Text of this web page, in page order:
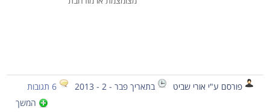
פורסם ע"י אורי שביט בתאריך פבר - 2 - 2013
6 תגובות
המשך